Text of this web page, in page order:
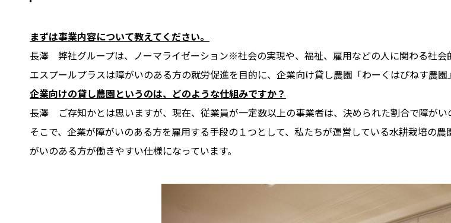
――まずは事業内容について教えてください。
長澤 弊社グループは、ノーマライゼーション※社会の実現や、福祉、雇用などの人に関わる社
エスプールプラスは障がいのある方の就労促進を目的に、企業向け貸し農園「わーくはぴねす農園
――企業向けの貸し農園というのは、どのような仕組みですか？
長澤 ご存知かとは思いますが、現在、従業員が一定数以上の事業者は、決められた割合で障がい
そこで、企業が障がいのある方を雇用する手段の１つとして、私たちが運営している水耕栽培の
がいのある方が働きやすい仕様になっています。